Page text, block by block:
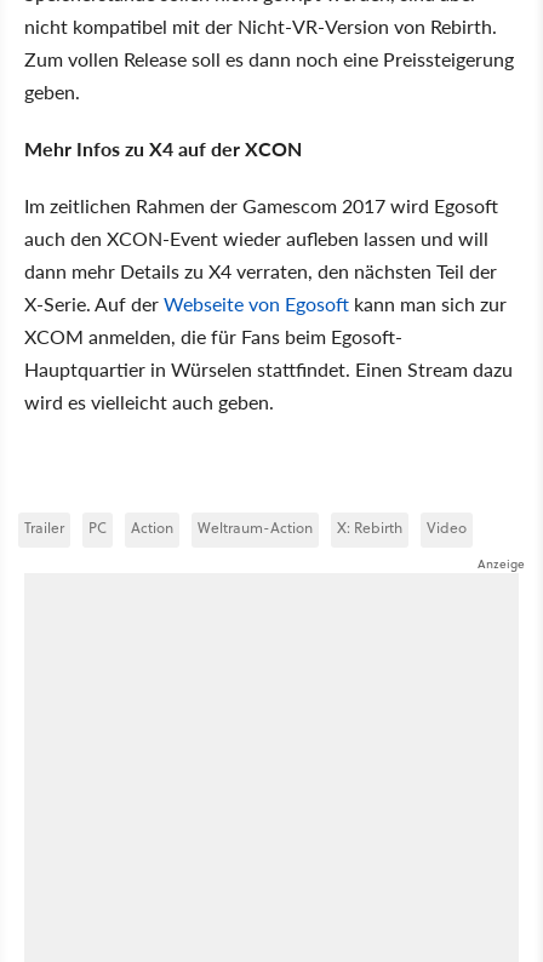
nicht kompatibel mit der Nicht-VR-Version von Rebirth.
Zum vollen Release soll es dann noch eine Preissteigerung
geben.
Mehr Infos zu X4 auf der XCON
Im zeitlichen Rahmen der Gamescom 2017 wird Egosoft
auch den XCON-Event wieder aufleben lassen und will
dann mehr Details zu X4 verraten, den nächsten Teil der
X-Serie. Auf derWebseite von Egosoft kann man sich zur
XCOM anmelden, die für Fans beim Egosoft-
Hauptquartier in Würselen stattfindet. Einen Stream dazu
wird es vielleicht auch geben.
Trailer PC Action Weltraum-Action X: Rebirth Video